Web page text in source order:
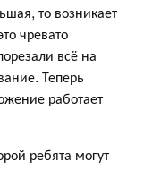
то возникает
чревато
всё на
Теперь
работает
ребята могут